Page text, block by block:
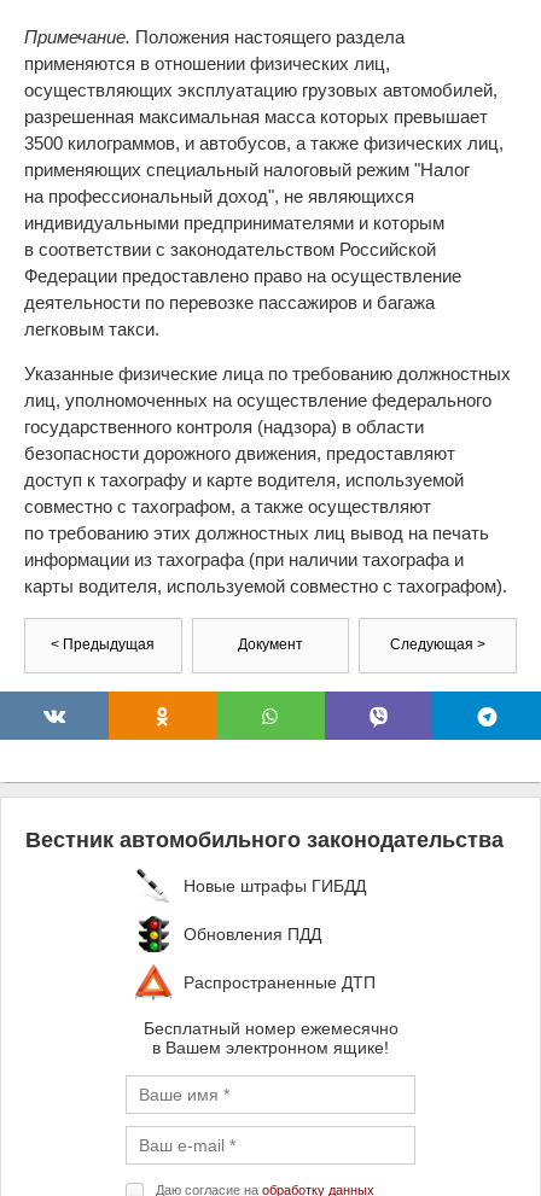
Примечание. Положения настоящего раздела
применяются в отношении физических лиц,
осуществляющих эксплуатацию грузовых автомобилей,
разрешенная максимальная масса которых превышает
3500 килограммов, и автобусов, а также физических лиц,
применяющих специальный налоговый режим "Налог
на профессиональный доход", не являющихся
индивидуальными предпринимателями и которым
в соответствии с законодательством Российской
Федерации предоставлено право на осуществление
деятельности по перевозке пассажиров и багажа
легковым такси.
Указанные физические лица по требованию должностных
лиц, уполномоченных на осуществление федерального
государственного контроля (надзора) в области
безопасности дорожного движения, предоставляют
доступ к тахографу и карте водителя, используемой
совместно с тахографом, а также осуществляют
по требованию этих должностных лиц вывод на печать
информации из тахографа (при наличии тахографа и
карты водителя, используемой совместно с тахографом).
< Предыдущая Документ Следующая >
Вестник автомобильного законодательства
Новые штрафы ГИБДД
Обновления ПДД
Распространенные ДТП
Бесплатный номер ежемесячно
в Вашем электронном ящике!
Даю согласие на обработку данных